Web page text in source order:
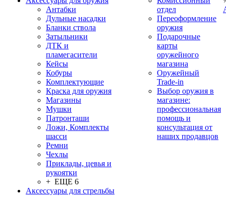
Антабки
Дульные насадки
Бланки ствола
Затыльники
ДТК и
пламегасители
Кейсы
Кобуры
Комплектующие
Краска для оружия
Магазины
Мушки
Патронташи
Ложи, Комплекты
шасси
Ремни
Чехлы
Приклады, цевья и
рукоятки
+ ЕЩЕ 6
Аксессуары для стрельбы
отдел
Переоформление
оружия
Подарочные
карты
оружейного
магазина
Оружейный
Trade-in
Выбор оружия в
магазине:
профессиональная
помощь и
консультация от
наших продавцов